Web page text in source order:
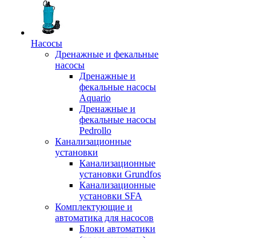
Насосы
Дренажные и фекальные
насосы
Дренажные и
фекальные насосы
Aquario
Дренажные и
фекальные насосы
Pedrollo
Канализационные
установки
Канализационные
установки Grundfos
Канализационные
установки SFA
Комплектующие и
автоматика для насосов
Блоки автоматики